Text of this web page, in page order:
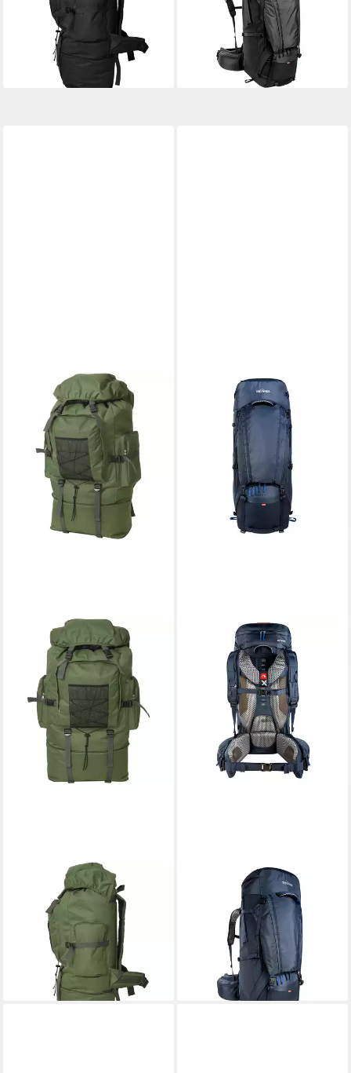
Wanderrucksack XXL 100 L
92,49 €
lieferbar - in 7-9 Werktagen bei dir
lieferbar - in 2-3 Werktagen bei dir
Wanderrucksack 100 L
Armeerucksack Rucksack
Freizeitrucksack
Wanderrucksack XXL 100 L
ab 56,19 €
lieferbar - in 4-5 Werktagen bei dir
Sportrucksack Yukon X1,
400,00 €
lieferbar - in 2-3 Werktagen bei dir